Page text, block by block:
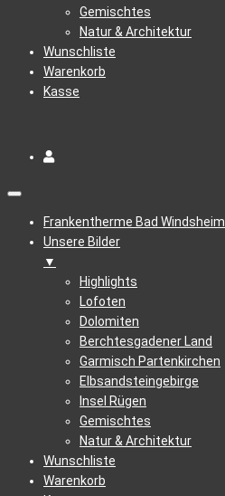
Gemischtes
Natur & Architektur
Wunschliste
Warenkorb
Kasse
Frankentherme Bad Windsheim
Unsere Bilder
▼
Highlights
Lofoten
Dolomiten
Berchtesgadener Land
Garmisch Partenkirchen
Elbsandsteingebirge
Insel Rügen
Gemischtes
Natur & Architektur
Wunschliste
Warenkorb